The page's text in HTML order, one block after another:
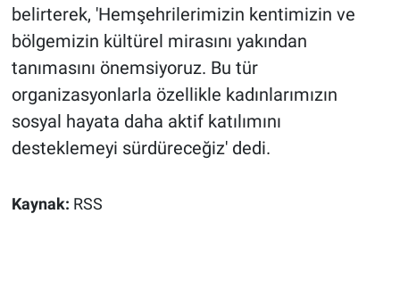
belirterek, 'Hemşehrilerimizin kentimizin ve
bölgemizin kültürel mirasını yakından
tanımasını önemsiyoruz. Bu tür
organizasyonlarla özellikle kadınlarımızın
sosyal hayata daha aktif katılımını
desteklemeyi sürdüreceğiz' dedi.
Kaynak: RSS